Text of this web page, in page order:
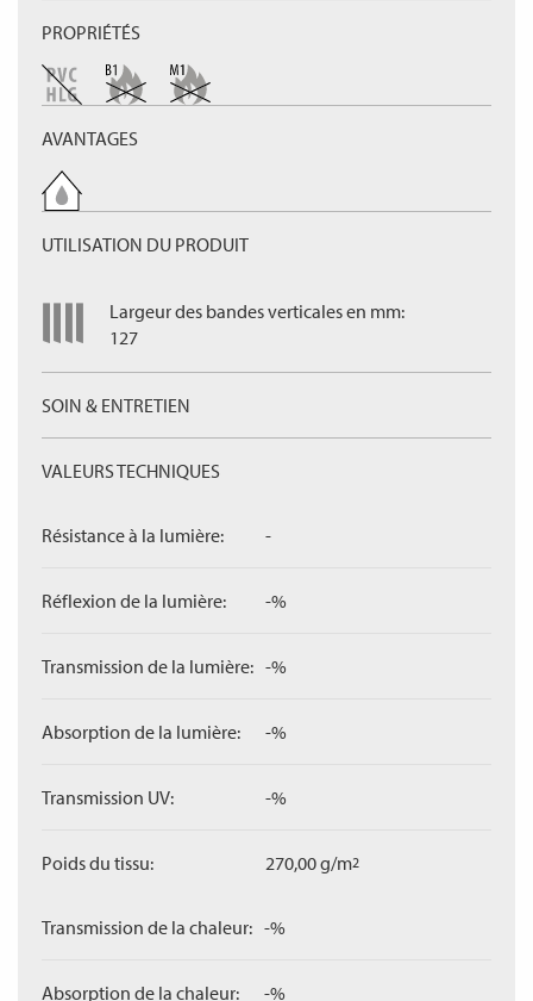
PROPRIÉTÉS
AVANTAGES
UTILISATION DU PRODUIT
Largeur des bandes verticales en mm:
127
SOIN & ENTRETIEN
VALEURS TECHNIQUES
Résistance à la lumière: -
Réflexion de la lumière: -%
Transmission de la lumière: -%
Absorption de la lumière: -%
Transmission UV: -%
Poids du tissu: 270,00 g/m2
Transmission de la chaleur: -%
Absorption de la chaleur: -%